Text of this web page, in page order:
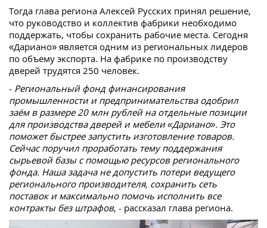
Тогда глава региона Алексей Русских принял решение,
что руководство и коллектив фабрики необходимо
поддержать, чтобы сохранить рабочие места. Сегодня
«Дариано» является одним из региональных лидеров
по объему экспорта. На фабрике по производству
дверей трудятся 250 человек.
- Региональный фонд финансирования
промышленности и предпринимательства одобрил
заём в размере 20 млн рублей на отдельные позиции
для производства дверей и мебели «Дариано». Это
поможет быстрее запустить изготовление товаров.
Сейчас поручил проработать тему поддержания
сырьевой базы с помощью ресурсов регионального
фонда. Наша задача не допустить потери ведущего
регионального производителя, сохранить сеть
поставок и максимально помочь исполнить все
контракты без штрафов, - рассказал глава региона.